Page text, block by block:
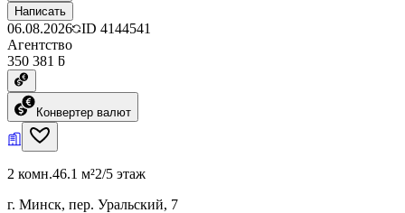
Написать
06.08.2026 ID 4144541
Агентство
350 381 ƃ
Конвертер валют
2 комн.46.1 м²2/5 этаж
г. Минск, пер. Уральский, 7